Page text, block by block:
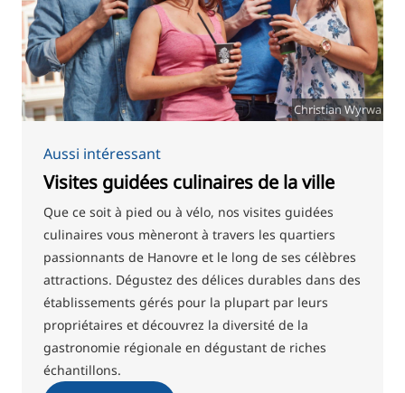
Christian Wyrwa
Aussi intéressant
Visites guidées culinaires de la ville
Que ce soit à pied ou à vélo, nos visites guidées
culinaires vous mèneront à travers les quartiers
passionnants de Hanovre et le long de ses célèbres
attractions. Dégustez des délices durables dans des
établissements gérés pour la plupart par leurs
propriétaires et découvrez la diversité de la
gastronomie régionale en dégustant de riches
échantillons.